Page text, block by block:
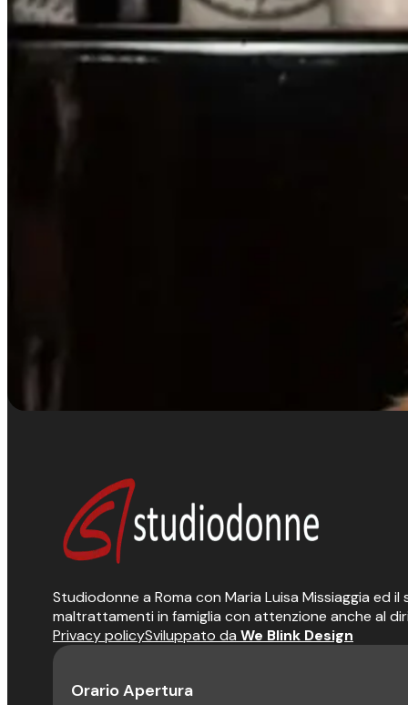
Studiodonne a Roma con Maria Luisa Missiaggia ed
maltrattamenti in famiglia con attenzione anche al
Privacy policySviluppato da We Blink Design
Orario Apertura